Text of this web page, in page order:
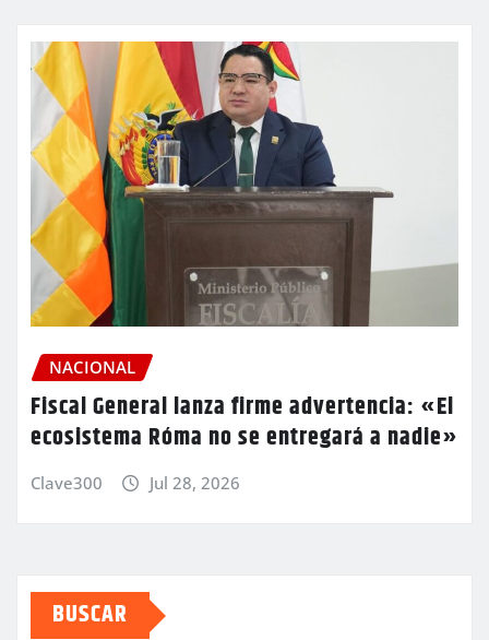
NACIONAL
Fiscal General lanza firme advertencia: «El
ecosistema Róma no se entregará a nadie»
Clave300 Jul 28, 2026
BUSCAR